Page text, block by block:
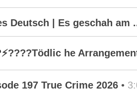
Deutsch | Es geschah am
he
197 True Crime 2026 •